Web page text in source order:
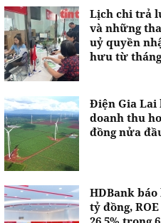
Lịch chi trả
và những
uỷ quyền
hưu từ tháng
Điện Gia Lai
doanh thu
đồng nửa
HDBank báo
tỷ đồng,